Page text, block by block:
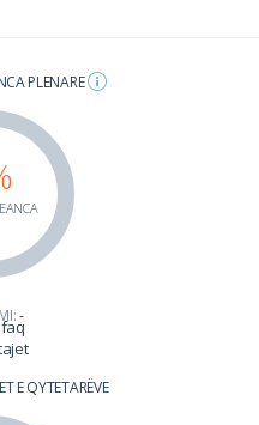
PLENARE
-
E QYTETARËVE